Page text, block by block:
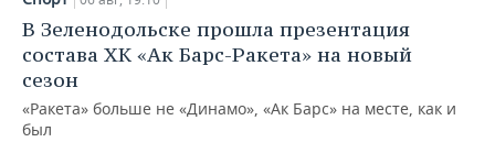
В Зеленодольске прошла презентация
состава ХК «Ак Барс-Ракета» на новый
сезон
«Ракета» больше не «Динамо», «Ак Барс» на месте, как и
был